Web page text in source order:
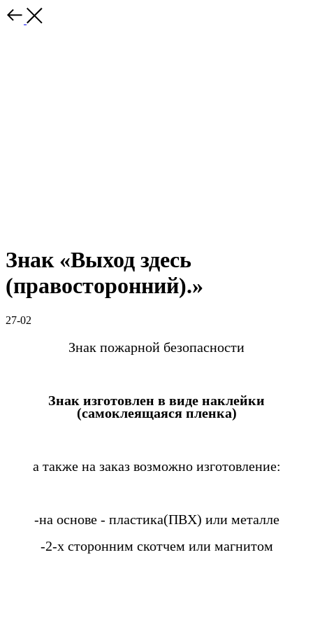
Знак «Выход здесь
(правосторонний).»
27-02
Знак пожарной безопасности
Знак изготовлен в виде наклейки
(самоклеящаяся пленка)
а также на заказ возможно изготовление:
-на основе - пластика(ПВХ) или металле
-2-х сторонним скотчем или магнитом